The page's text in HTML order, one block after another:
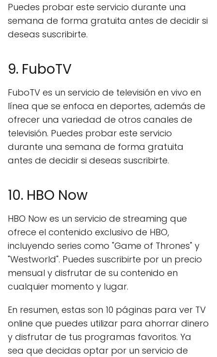
Puedes probar este servicio durante una
semana de forma gratuita antes de decidir si
deseas suscribirte.
9. FuboTV
FuboTV es un servicio de televisión en vivo en
línea que se enfoca en deportes, además de
ofrecer una variedad de otros canales de
televisión. Puedes probar este servicio
durante una semana de forma gratuita
antes de decidir si deseas suscribirte.
10. HBO Now
HBO Now es un servicio de streaming que
ofrece el contenido exclusivo de HBO,
incluyendo series como "Game of Thrones" y
"Westworld". Puedes suscribirte por un precio
mensual y disfrutar de su contenido en
cualquier momento y lugar.
En resumen, estas son 10 páginas para ver TV
online que puedes utilizar para ahorrar dinero
y disfrutar de tus programas favoritos. Ya
sea que decidas optar por un servicio de